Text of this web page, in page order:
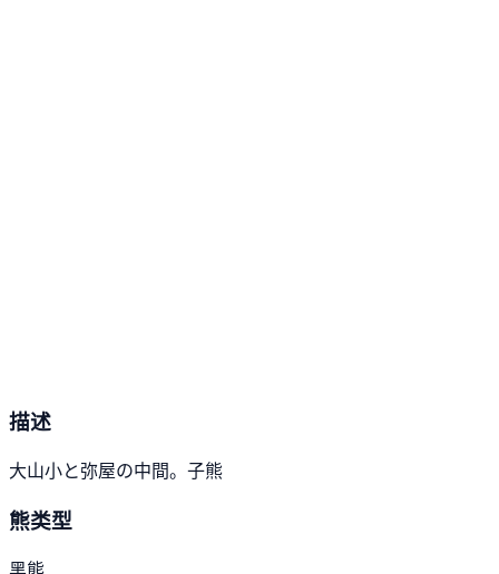
描述
大山小と弥屋の中間。子熊
熊类型
黑熊